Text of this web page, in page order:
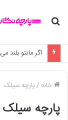
جستجو
اگر مانتو
خانه /پارچه سیلک
پارچه سیلک